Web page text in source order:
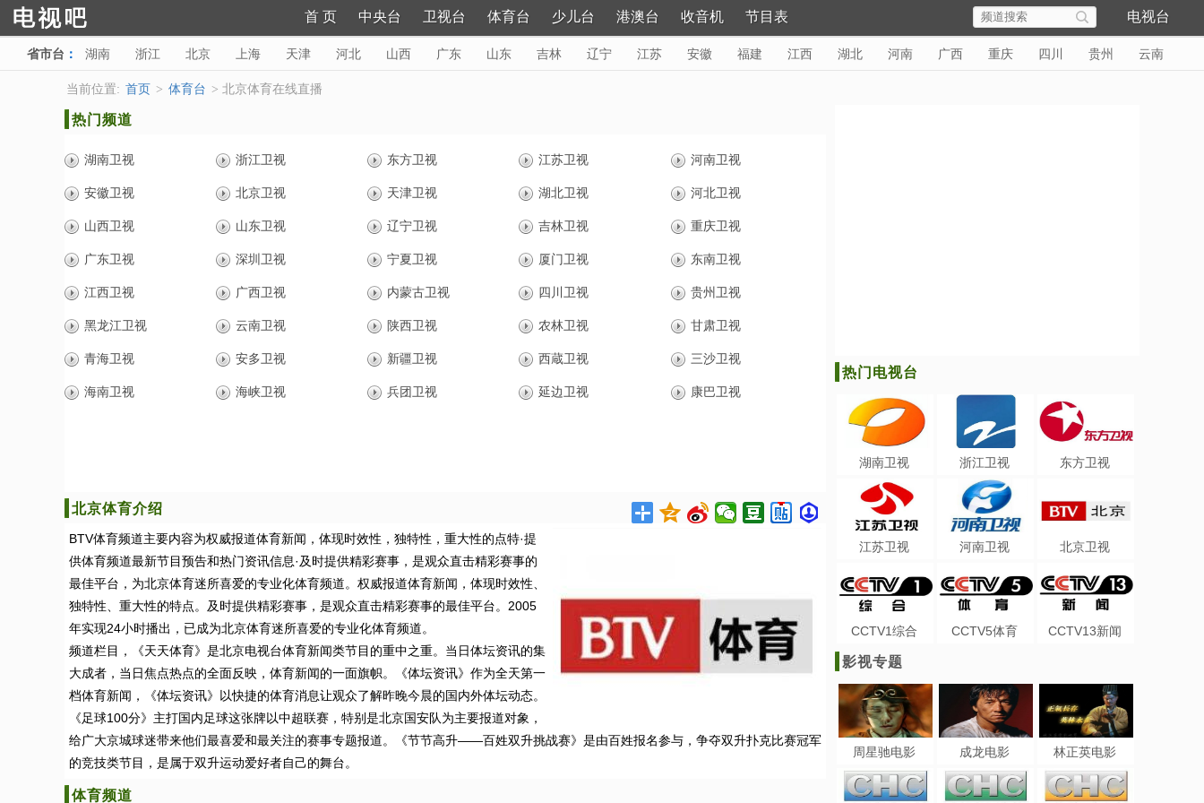
首 页 中央台 卫视台 体育台 少儿台 港澳台 收音机 节目表 电视台
省市台 ： 湖南 浙江 北京 上海 天津 河北 山西 广东 山东 吉林 辽宁 江苏 安徽 福建 江西 湖北 河南 广西 重庆 四川 贵州 云南
甘肃 青海 宁夏 新疆 海南
当前位置: 首页 > 体育台 > 北京体育在线直播
热门频道
湖南卫视 浙江卫视 东方卫视 江苏卫视 河南卫视
安徽卫视 北京卫视 天津卫视 湖北卫视 河北卫视
山西卫视 山东卫视 辽宁卫视 吉林卫视 重庆卫视
广东卫视 深圳卫视 宁夏卫视 厦门卫视 东南卫视
江西卫视 广西卫视 内蒙古卫视 四川卫视 贵州卫视
黑龙江卫视 云南卫视 陕西卫视 农林卫视 甘肃卫视
青海卫视 安多卫视 新疆卫视 西蔵卫视 三沙卫视
海南卫视 海峡卫视 兵团卫视 延边卫视 康巴卫视
北京体育介绍
BTV体育频道主要内容为权威报道体育新闻，体现时效性，独特性，重大性的点特·提
供体育频道最新节目预告和热门资讯信息·及时提供精彩赛事，是观众直击精彩赛事的
最佳平台，为北京体育迷所喜爱的专业化体育频道。权威报道体育新闻，体现时效性、
独特性、重大性的特点。及时提供精彩赛事，是观众直击精彩赛事的最佳平台。2005
年实现24小时播出，已成为北京体育迷所喜爱的专业化体育频道。
频道栏目，《天天体育》是北京电视台体育新闻类节目的重中之重。当日体坛资讯的集
大成者，当日焦点热点的全面反映，体育新闻的一面旗帜。《体坛资讯》作为全天第一
档体育新闻，《体坛资讯》以快捷的体育消息让观众了解昨晚今晨的国内外体坛动态。
《足球100分》主打国内足球这张牌以中超联赛，特别是北京国安队为主要报道对象，
给广大京城球迷带来他们最喜爱和最关注的赛事专题报道。《节节高升——百姓双升挑战赛》是由百姓报名参与，争夺双升扑克比赛冠军
的竞技类节目，是属于双升运动爱好者自己的舞台。
体育频道
热门电视台
湖南卫视 浙江卫视 东方卫视
江苏卫视 河南卫视 北京卫视
CCTV1综合 CCTV5体育 CCTV13新闻
影视专题
周星驰电影 成龙电影 林正英电影